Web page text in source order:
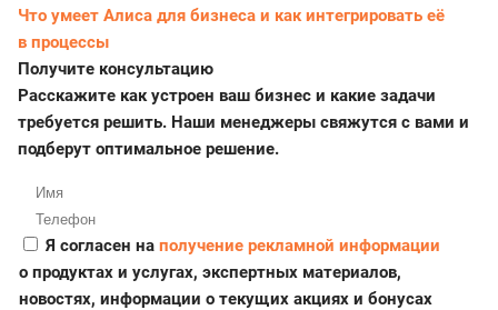
Что умеет Алиса для бизнеса и как интегрировать её
в процессы
Получите консультацию
Расскажите как устроен ваш бизнес и какие задачи
требуется решить. Наши менеджеры свяжутся с вами и
подберут оптимальное решение.
Я согласен на получение рекламной информации
о продуктах и услугах, экспертных материалов,
новостях, информации о текущих акциях и бонусах